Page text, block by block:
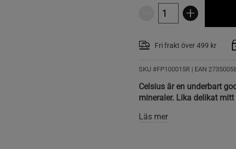
Fri frakt över 499 kr
SKU #FP100015R | EAN
Celsius är en underbart
mineraler. Lika delikat
Läs mer